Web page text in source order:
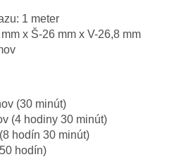
1 meter
x Š-26 mm x V-26,8 mm
(30 minút)
(4 hodiny 30 minút)
hodín 30 minút)
hodín)